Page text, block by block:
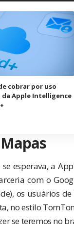
cobrar por uso
da Apple Intelligence
esperava, a
com o
os usuários
no estilo
se teremos no